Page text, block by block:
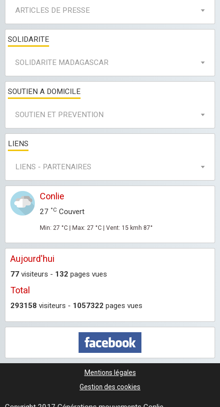
ARTICLES DE PRESSE
SOLIDARITE
SOLIDARITE MADAGASCAR
SOUTIEN A DOMICILE
SOUTIEN ET PREVENTION
LIENS
LIENS - PARTENAIRES
Conlie
27 °C Couvert
Min: 27 °C | Max: 27 °C | Vent: 15 kmh 87°
Aujourd'hui
77 visiteurs - 132 pages vues
Total
293158 visiteurs - 1057322 pages vues
Mentions légales
Gestion des cookies